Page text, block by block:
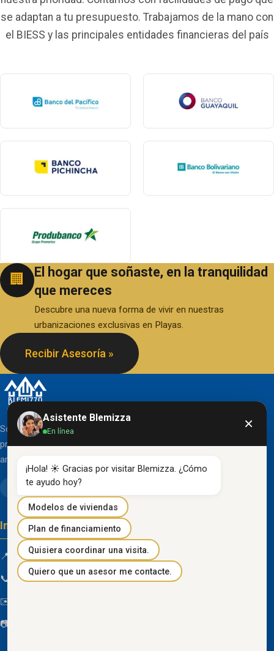
se adaptan a tu presupuesto. Trabajamos de la mano con
el BIESS y las principales entidades financieras del país
🏢
El hogar que soñaste, en la tranquilidad
que mereces
Descubre una nueva forma de vivir en nuestras
urbanizaciones exclusivas en Playas.
Recibir Asesoría »
Somos una organización líder en el desarrollo de
proyectos inmobiliarios que destacan por su diseño
arquitectónico clásico y acabados de primera línea.
Información de contacto
📍 Km 85 Vía Progreso, Playas, Guayas, Ecuador
📞 096 934 4318
✉️
📷
Asistente Blemizza
En línea ×
¡Hola! ☀️ Gracias por visitar Blemizza. ¿Cómo
te ayudo hoy?
Modelos de viviendas
Plan de financiamiento
Quisiera coordinar una visita.
Quiero que un asesor me contacte.